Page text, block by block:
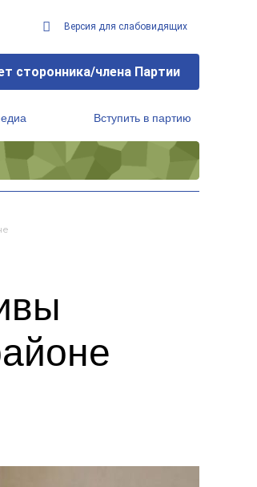
Версия для слабовидящих
сторонника/члена Партии
Вступить в партию